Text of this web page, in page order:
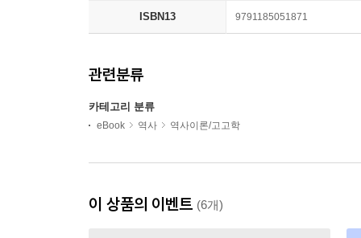
ISBN13 9791185051871
관련분류
카테고리 분류
eBook 역사 역사이론/고고학
이 상품의 이벤트 (6개)